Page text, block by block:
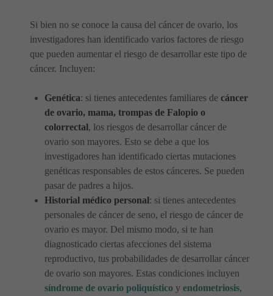
Si bien no se conoce la causa del cáncer de ovario, los
investigadores han identificado varios factores de riesgo
que pueden aumentar el riesgo de desarrollar este tipo de
cáncer. Incluyen:
Genética: si tienes antecedentes familiares de cáncer
de ovario, mama, trompas de Falopio o
colorrectal, los riesgos de desarrollar cáncer de
ovario son mayores. Esto se debe a que los
investigadores han identificado ciertas mutaciones
genéticas responsables de estos cánceres. Se pueden
pasar de padres a hijos.
Historial médico personal: si tienes antecedentes
personales de cáncer de seno, el riesgo de cáncer de
ovario es mayor. Del mismo modo, si te han
diagnosticado ciertas afecciones del sistema
reproductivo, tus probabilidades de desarrollar cáncer
de ovario son mayores. Estas condiciones incluyen
síndrome de ovario poliquístico y endometriosis,